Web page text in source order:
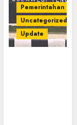
Pemerintahan
Uncategorized
Update